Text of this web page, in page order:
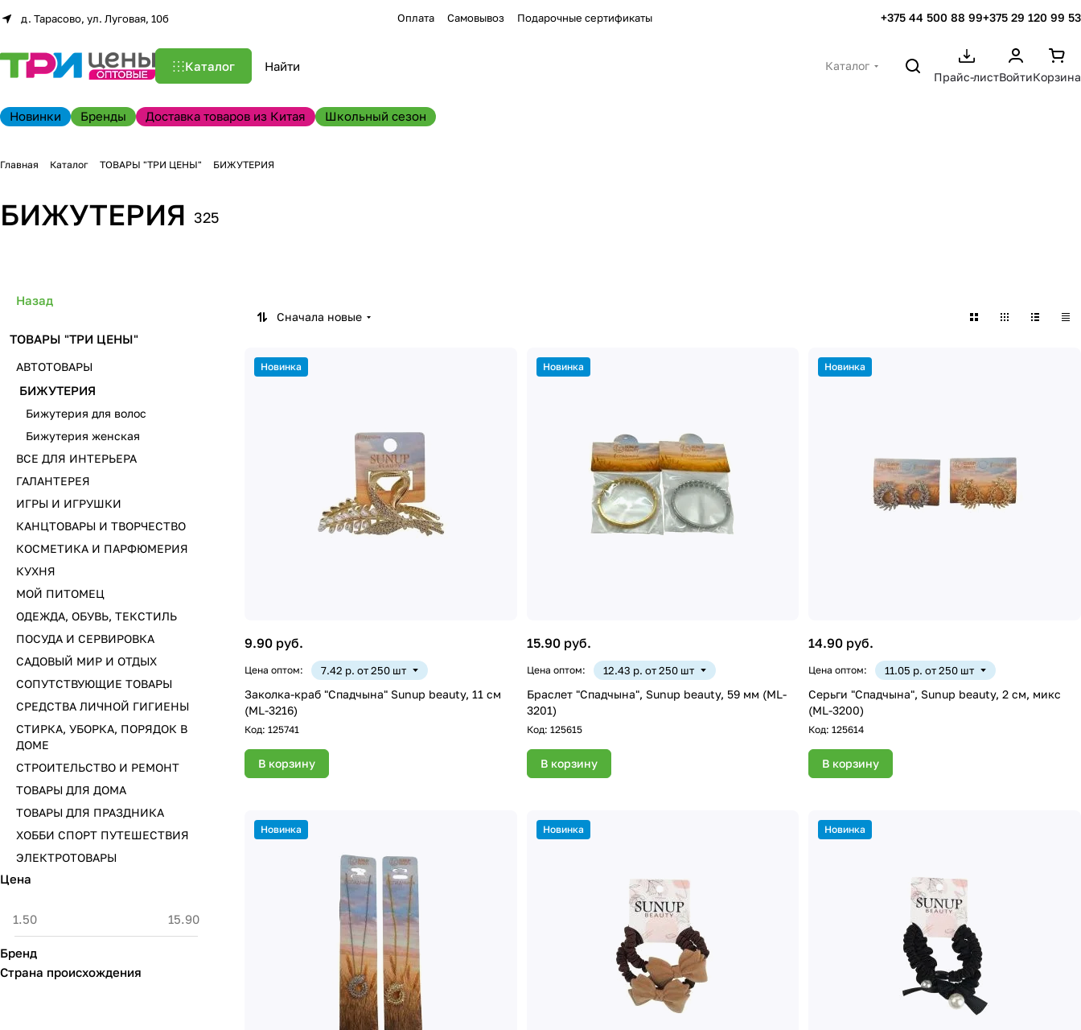
д. Тарасово, ул. Луговая, 10б Оплата Самовывоз Подарочные сертификаты +375 44 500 88 99+375 29 120 99 53
Каталог
Каталог
Прайс-листВойтиКорзина
Новинки Бренды Доставка товаров из Китая Школьный сезон
Главная Каталог ТОВАРЫ "ТРИ ЦЕНЫ" БИЖУТЕРИЯ
БИЖУТЕРИЯ 325
Сначала новые
Новинка
9.90 руб.
Цена оптом: 7.42 р. от 250 шт
Заколка-краб "Спадчына" Sunup beauty, 11 см
(ML-3216)
Код: 125741
В корзину
Новинка
15.90 руб.
Цена оптом: 12.43 р. от 250 шт
Браслет "Спадчына", Sunup beauty, 59 мм (ML-
3201)
Код: 125615
В корзину
Новинка
14.90 руб.
Цена оптом: 11.05 р. от 250 шт
Серьги "Спадчына", Sunup beauty, 2 см, микс
(ML-3200)
Код:125614
В корзину
Новинка Новинка Новинка
Назад
ТОВАРЫ "ТРИ ЦЕНЫ"
АВТОТОВАРЫ
БИЖУТЕРИЯ
Бижутерия для волос
Бижутерия женская
ВСЕ ДЛЯ ИНТЕРЬЕРА
ГАЛАНТЕРЕЯ
ИГРЫ И ИГРУШКИ
КАНЦТОВАРЫ И ТВОРЧЕСТВО
КОСМЕТИКА И ПАРФЮМЕРИЯ
КУХНЯ
МОЙ ПИТОМЕЦ
ОДЕЖДА, ОБУВЬ, ТЕКСТИЛЬ
ПОСУДА И СЕРВИРОВКА
САДОВЫЙ МИР И ОТДЫХ
СОПУТСТВУЮЩИЕ ТОВАРЫ
СРЕДСТВА ЛИЧНОЙ ГИГИЕНЫ
СТИРКА, УБОРКА, ПОРЯДОК В
ДОМЕ
СТРОИТЕЛЬСТВО И РЕМОНТ
ТОВАРЫ ДЛЯ ДОМА
ТОВАРЫ ДЛЯ ПРАЗДНИКА
ХОББИ СПОРТ ПУТЕШЕСТВИЯ
ЭЛЕКТРОТОВАРЫ
Цена
Бренд
Страна происхождения